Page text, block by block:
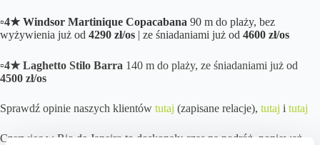
▫️4★ Windsor Martinique Copacabana 90 m do plaży, bez
wyżywienia już od 4290 zł/os | ze śniadaniami już od 4600 zł/os
▫️4★ Laghetto Stilo Barra 140 m do plaży, ze śniadaniami już od
4500 zł/os
Sprawdź opinie naszych klientów tutaj (zapisane relacje), tutaj i tutaj
Czerwiec w Rio de Janeiro to doskonały czas na podróż, ponieważ